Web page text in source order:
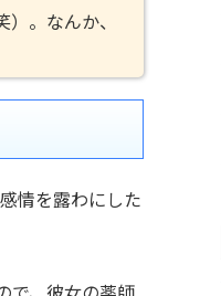
。なんか、
情を露わにした